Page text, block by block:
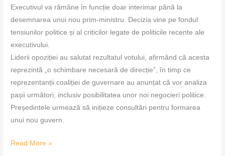
Executivul va rămâne în funcție doar interimar până la
desemnarea unui nou prim-ministru. Decizia vine pe fondul
tensiunilor politice și al criticilor legate de politicile recente ale
executivului.
Liderii opoziției au salutat rezultatul votului, afirmând că acesta
reprezintă „o schimbare necesară de direcție”, în timp ce
reprezentanții coaliției de guvernare au anunțat că vor analiza
pașii următori, inclusiv posibilitatea unor noi negocieri politice.
Președintele urmează să inițieze consultări pentru formarea
unui nou guvern.
Read More »